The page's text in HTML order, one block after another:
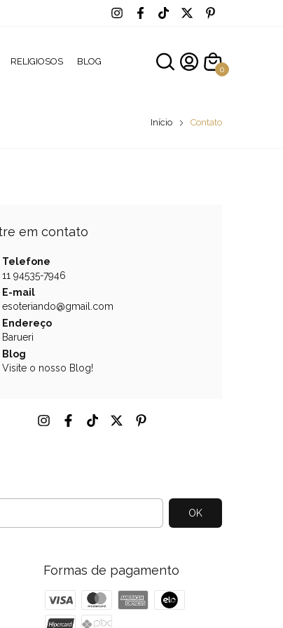
RELIGIOSOS BLOG
0
Início Contato
em contato
Telefone
11 94535-7946
E-mail
esoteriando@gmail.com
Endereço
Barueri
Blog
Visite o nosso Blog!
Formas de pagamento